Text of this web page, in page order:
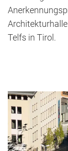
Telfs in Tirol.